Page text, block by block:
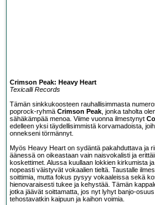
Crimson Peak: Heavy Heart
Texicalli Records
Tämän sinkkukoosteen rauhallisimmasta
poprock-ryhmä Crimson Peak , jonka taholta
sähäkämpää menoa. Viime vuonna ilmestynyt
edelleen yksi täydellisimmistä korvamadoista,
onnekseni törmännyt.
Myös Heavy Heart on sydäntä pakahduttava ja
äänessä on oikeastaan vain naisvokalisti ja
koskettimet. Alussa kuullaan lokkien kirkumista
nopeasti väistyvät vokaalien tieltä. Taustalle
soittimia, mutta fokus pysyy vokaaleissa sekä
hienovaraisesti tukee ja kehystää. Tämän
jotka jäävät soittamatta, jos nyt lyhyt banjo-
tehostavatkin kaipuun ja kaihon voimia.